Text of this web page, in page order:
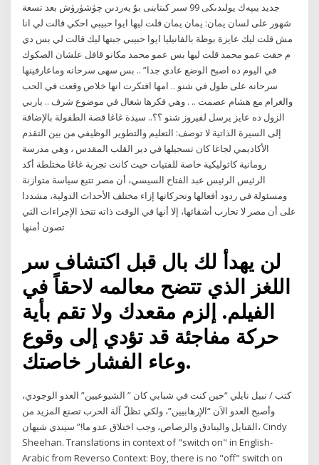
جديد يىپەك يولىدىكى 99 سىر كىتابنى بۇ يەردىن چۈشۈرۈش بعد تسعة
شهور على لسان يمان: يمان يمان قلت ليها ايوا حبيبي احكي قالت لي انا
مش قلت ليك عايزة بوظة بالفانيليا ايوا حبيبي جبتها ليك قالت لي بس دي
م حقت عمو محمد قلت ليها بس عمو محمد مكانو قافل علشان الصكوك
في اليوم ده اصبح الوضع عادي جدا” .. بس سهى سرحانه وماعارفينها
سرحانه على طول في شنو .. امها افتكرت انها خلاص وقعت في الحب
والغرام مع هشام عصمت .. . وهي فكرها شغال في موضوع شرف .. ياربي
الزول ده عايز يرسل لفيروز شنو ؟؟.. سيدة غاغا قصة الطفولة بالإضافة
إلى السيرة الذاتية لا توصف: التعليم والتطوير الوظيفي من بين التقدم
الأكاديمي لجاغا كان تسجيلها في دير القلب المقدس ، وهي مدرسة
رومانية كاثوليكية خاصة للفتيات حيث كانت تجربة غاغا مختلطة أكد
الرئيس الرئيس عبد الفتاح السيسي، أن مصر تتبع سياسة متوازنة
ومسئولة في ردود أفعالها وتحركاتها إزاء مختلف الأحداث الدولية، مشددا
على أن مصر لا تحارب أشقائها، إلا أنها في الوقت ذاته تتخذ الإجراءات التي
تصون أمنها
لن يهدأ لك بال قبل اكتشاف سر
اللغز الذي تتضح معالمه لاحقاً في
الفيلم. إلزم مقعدك ولا تقم بأية
حركة مفاجئة قد تؤدي إلى وقوع
وعاء الفشار خاصتك.
كتب / نبيل نايلي “حين كنت في شبابي كان ” الشيوعيين” العدو الوجودي،
وأصبح العدو الآن “الإرهابيين”، ولكي تظلّ آلة الحرب تصنع المزيد من
القنابل والبنادق والرصاص، وجب اختلاق عدو ما!” سيندي شيهان، Cindy
Sheehan. Translations in context of "switch on" in English-
Arabic from Reverso Context: Boy, there is no "off" switch on